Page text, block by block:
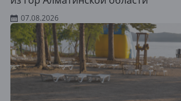
07.08.2026